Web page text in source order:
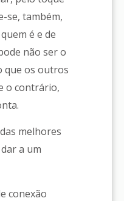
se, também,
é e de
não ser o
que os outros
o contrário,
melhores
a um
conexão